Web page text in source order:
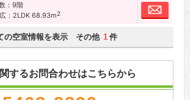
：9階
：2LDK 68.93m2
お問
の空室情報を表示 その他 1 件
するお問合わせはこちらから